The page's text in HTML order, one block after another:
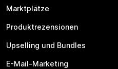
Marktplätze
Produktrezensionen
Upselling und Bundles
E-Mail-Marketing